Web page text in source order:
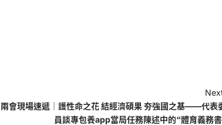
兩會現場速遞｜護性命之花 結經濟碩果 夯強國之基——代表
員談專包養app當局任務陳述中的“體育義務